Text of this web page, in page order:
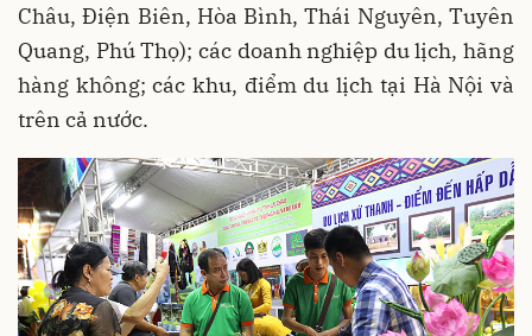
Châu, Điện Biên, Hòa Bình, Thái Nguyên, Tuyên
Quang, Phú Thọ); các doanh nghiệp du lịch, hãng
hàng không; các khu, điểm du lịch tại Hà Nội và
trên cả nước.